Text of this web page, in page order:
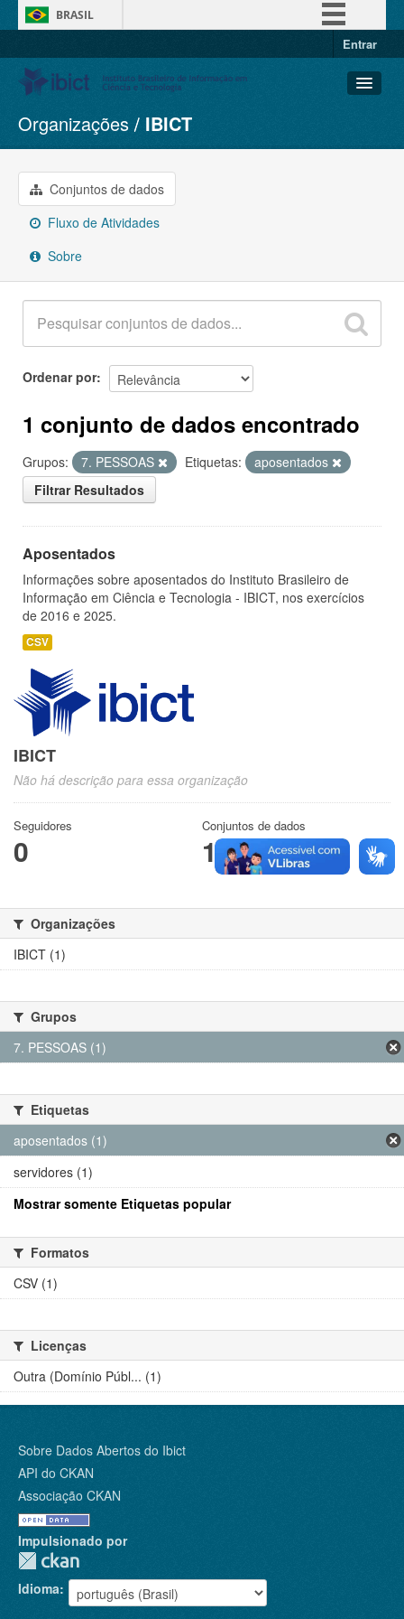
BRASIL
Entrar
Conjuntos de dados
Organizações
Grupos
Sobre
Organizações IBICT
Conjuntos de dados
Fluxo de Atividades
Sobre
Ordenar por
1 conjunto de dados encontrado
Grupos: 7. PESSOAS Etiquetas:
aposentados
Filtrar Resultados
Aposentados
Informações sobre aposentados do Instituto Brasileiro de
Informação em Ciência e Tecnologia - IBICT, nos exercícios
de 2016 e 2025.
CSV
IBICT
Não há descrição para essa organização
Seguidores
0
Conjuntos de dados
1
Organizações
IBICT (1)
Grupos
7. PESSOAS (1)
Etiquetas
aposentados (1)
servidores (1)
Mostrar somente Etiquetas popular
Formatos
CSV (1)
Licenças
Outra (Domínio Públ... (1)
Sobre Dados Abertos do Ibict
API do CKAN
Associação CKAN
Impulsionado por
Idioma